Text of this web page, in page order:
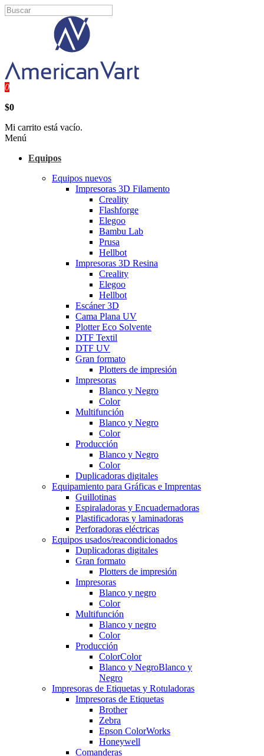
0
$0
Mi carrito está vacío.
Menú
Equipos
Equipos nuevos
Impresoras 3D Filamento
Creality
Flashforge
Elegoo
Bambu Lab
Prusa
Hellbot
Impresoras 3D Resina
Creality
Elegoo
Hellbot
Escáner 3D
Cama Plana UV
Plotter Eco Solvente
DTF Textil
DTF UV
Gran formato
Plotters de impresión
Impresoras
Blanco y Negro
Color
Multifunción
Blanco y Negro
Color
Producción
Blanco y Negro
Color
Duplicadoras digitales
Equipamiento para Gráficas e Imprentas
Guillotinas
Espiraladoras y Encuadernadoras
Plastificadoras y laminadoras
Perforadoras eléctricas
Equipos usados/reacondicionados
Duplicadoras digitales
Gran formato
Plotters de impresión
Impresoras
Blanco y negro
Color
Multifunción
Blanco y negro
Color
Producción
ColorColor
Blanco y NegroBlanco y
Negro
Impresoras de Etiquetas y Rotuladoras
Impresoras de Etiquetas
Brother
Zebra
Epson ColorWorks
Honeywell
Comanderas